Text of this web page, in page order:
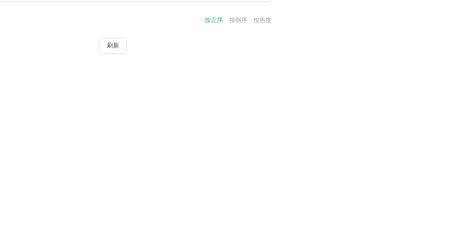
按正序 按倒序 按热度
刷新